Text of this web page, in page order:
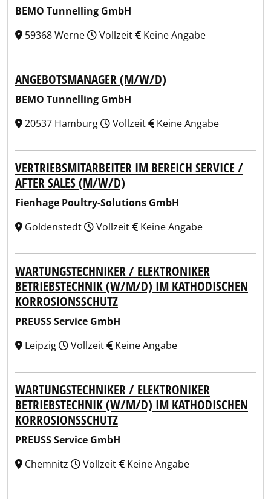
BEMO Tunnelling GmbH
59368 Werne
Vollzeit Keine Angabe
ANGEBOTSMANAGER (M/W/D)
BEMO Tunnelling GmbH
20537 Hamburg
Vollzeit Keine Angabe
VERTRIEBSMITARBEITER IM BEREICH SERVICE /
AFTER SALES (M/W/D)
Fienhage Poultry-Solutions GmbH
Goldenstedt
Vollzeit Keine Angabe
WARTUNGSTECHNIKER / ELEKTRONIKER
BETRIEBSTECHNIK (W/M/D) IM KATHODISCHEN
KORROSIONSSCHUTZ
PREUSS Service GmbH
Leipzig
Vollzeit Keine Angabe
WARTUNGSTECHNIKER / ELEKTRONIKER
BETRIEBSTECHNIK (W/M/D) IM KATHODISCHEN
KORROSIONSSCHUTZ
PREUSS Service GmbH
Chemnitz
Vollzeit Keine Angabe